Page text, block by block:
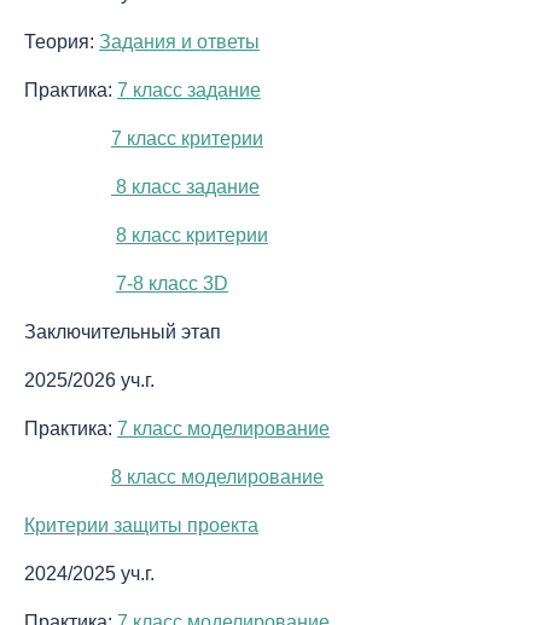
Теория: Задания и ответы
Практика: 7 класс задание
7 класс критерии
8 класс задание
8 класс критерии
7-8 класс 3D
Заключительный этап
2025/2026 уч.г.
Практика: 7 класс моделирование
8 класс моделирование
Критерии защиты проекта
2024/2025 уч.г.